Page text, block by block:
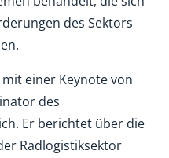
des Sektors
einer Keynote von
des
Er berichtet über die
Radlogistiksektor